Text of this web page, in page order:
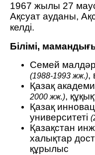
1967 жылы 27
Ақсуат ауданы,
келді.
Білімі,
Семей
(1988-1993 жж.),
Қазақ
2000 жж.),
Қазақ
университеті
Қазақстан
халықтар
құрылыс